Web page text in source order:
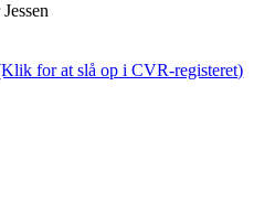
for at slå op i CVR-registeret)